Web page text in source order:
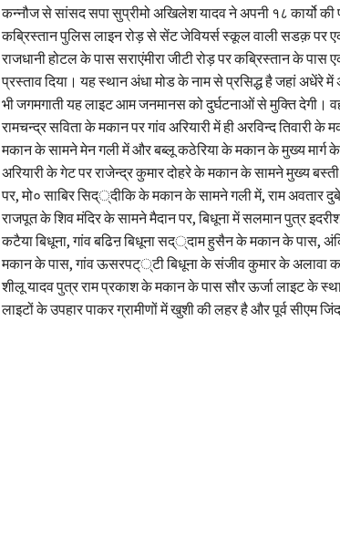
कन्नौज से सांसद सपा सुप्रीमो अखिलेश यादव ने अपनी १८ कार्यो
कब्रिस्तान पुलिस लाइन रोड़ से सेंट जेवियर्स स्कूल वाली सडक़ पर
राजधानी होटल के पास सराएंमीरा जीटी रोड़ पर कब्रिस्तान के पास
प्रस्ताव दिया। यह स्थान अंधा मोड के नाम से प्रसिद्ध है जहां अधेंरे
भी जगमगाती यह लाइट आम जनमानस को दुर्घटनाओं से मुक्ति देगी।
रामचन्द्र सविता के मकान पर गांव अरियारी में ही अरविन्द
मकान के सामने मेन गली में और बब्लू कठेरिया के मकान के मुख्य मार्ग
अरियारी के गेट पर राजेन्द्र कुमार दोहरे के मकान के सामने मुख्य
पर, मो० साबिर सिद््दीकि के मकान के सामने गली में, राम अवतार
राजपूत के शिव मंदिर के सामने मैदान पर, बिधूना में सलमान पुत्र
कटैया बिधूना, गांव बढिऩ बिधूना सद््दाम हुसैन के मकान के पास,
मकान के पास, गांव ऊसरपट््टी बिधूना के संजीव कुमार के अलावा
शीलू यादव पुत्र राम प्रकाश के मकान के पास सौर ऊर्जा लाइट के
लाइटों के उपहार पाकर ग्रामीणों में खुशी की लहर है और पूर्व सीएम